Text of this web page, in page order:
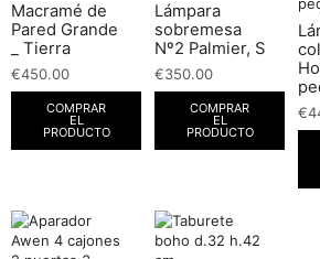
Macramé de
Pared Grande
_ Tierra
€450.00
COMPRAR
EL
PRODUCTO
Lámpara
sobremesa
Nº2 Palmier, S
€350.00
COMPRAR
EL
PRODUCTO
€